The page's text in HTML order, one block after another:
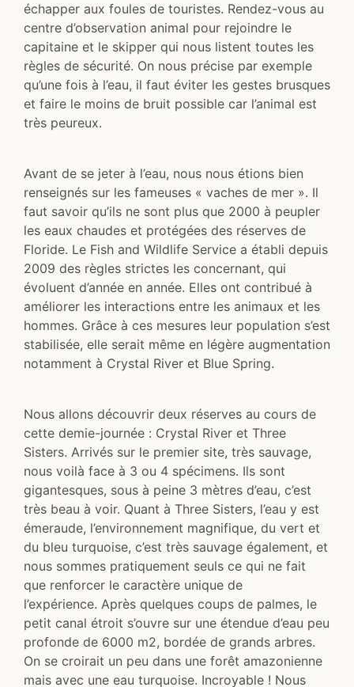
échapper aux foules de touristes. Rendez-vous au
centre d’observation animal pour rejoindre le
capitaine et le skipper qui nous listent toutes les
règles de sécurité. On nous précise par exemple
qu’une fois à l’eau, il faut éviter les gestes brusques
et faire le moins de bruit possible car l’animal est
très peureux.
Avant de se jeter à l’eau, nous nous étions bien
renseignés sur les fameuses « vaches de mer ». Il
faut savoir qu’ils ne sont plus que 2000 à peupler
les eaux chaudes et protégées des réserves de
Floride. Le Fish and Wildlife Service a établi depuis
2009 des règles strictes les concernant, qui
évoluent d’année en année. Elles ont contribué à
améliorer les interactions entre les animaux et les
hommes. Grâce à ces mesures leur population s’est
stabilisée, elle serait même en légère augmentation
notamment à Crystal River et Blue Spring.
Nous allons découvrir deux réserves au cours de
cette demie-journée : Crystal River et Three
Sisters. Arrivés sur le premier site, très sauvage,
nous voilà face à 3 ou 4 spécimens. Ils sont
gigantesques, sous à peine 3 mètres d’eau, c’est
très beau à voir. Quant à Three Sisters, l’eau y est
émeraude, l’environnement magnifique, du vert et
du bleu turquoise, c’est très sauvage également, et
nous sommes pratiquement seuls ce qui ne fait
que renforcer le caractère unique de
l’expérience. Après quelques coups de palmes, le
petit canal étroit s’ouvre sur une étendue d’eau peu
profonde de 6000 m2, bordée de grands arbres.
On se croirait un peu dans une forêt amazonienne
mais avec une eau turquoise. Incroyable ! Nous